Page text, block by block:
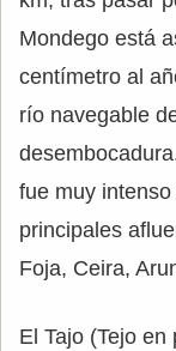
Mondego está
centímetro al
río navegable
fue muy
principales
Foja, Ceira,
El Tajo (Tejo